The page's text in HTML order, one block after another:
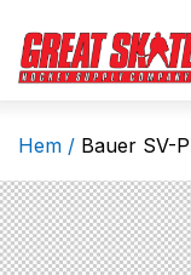
Hem / Bauer SV-